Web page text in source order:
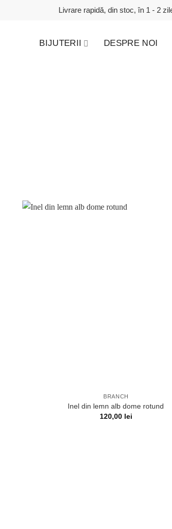
Livrare rapidă, din stoc, în 1 - 2
BIJUTERII DESPRE NOI
BRANCH
Inel din lemn alb dome rotund
120,00 lei